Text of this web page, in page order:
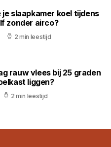
je slaapkamer koel tijdens
zonder airco?
2 min leestijd
rauw vlees bij 25 graden
liggen?
2 min leestijd